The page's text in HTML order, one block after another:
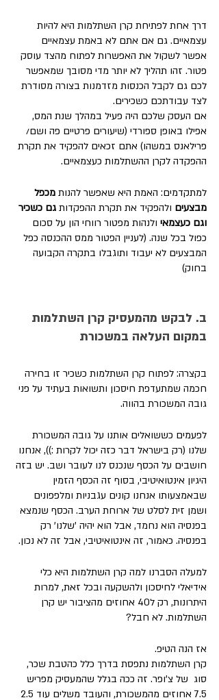
דרך אחת לפתיחת קרן השתלמות היא להיות
עצמאיים. גם אם אתם לא באמת עצמאיים
אפשר לשקול את האפשרות לפתוח מהצד עוסק
פטור. זהו תהליך לא יותר מדי מסובך שמאפשר
לכם גם לקבל הכנסות מזדמנות בצורה מסודרת
לצד עבודתכם כשכירים.
אם העסק שלכם היה פעיל במהלך שנת המס,
אפילו באופן ספורדי (שיעורים פרטיים פה ושם/
פרילאנס במשהו) אתם זכאים להפקיד את תקרת
ההפקדה לקרן ההשתלמות כעצמאיים.
למתקדמים: האמת היא שאפשר להנות מכפל
מבצעים ולהפקיד את תקרת ההפקדות גם כשכיר
וגם כעצמאי ולנהות מפטור רווחי הון על סכום
כפול בכל שנה. (לעניין הפטור ממס ההכנסה כפל
המבצעים לא יעבוד ותוגבלו בתקרה הקבועה
בחוק)
ב. לבקש מהמעסיק קרן השתלמות
במקום העלאה במשכורת
בקצרה: לפתוח קרן השתלמות כשכיר זו בחירה
חכמה שמתעדפת חיסכון ותשואות בעתיד על פני
גובה המשכורת בהווה.
לפעמים כששואלים אותנו על גובה המשכורת
שלנו (רק בישראל דבר כזה יכול לקרות :)), אנחנו
חושבים על הכסף שנכנס לנו לעובר ושב. יש בזה
היגיון אינטואיטיבי, בסוף זה הכסף הזמין
שבאמצעותו אנחנו קונים עגבניות ומלפפונים
ושמן זית לסלט של ארוחת הערב. הכסף שנמצא
בפנסיה הוא נחמד, אבל הוא יהיה 'שלנו' רק
בפנסיה. כאמור, זה אינטואיטיבי, אבל זה לא נכון.
למעלה הסברנו למה קרן השתלמות היא כלי
אידיאלי לחיסכון ולהשקעה ובכל זאת, למרות
היתרונות, רק ל40 אחוזים מהציבור יש קרן
השתלמות. לא חבל?
אז הנה הטיפ.
קרן השתלמות נתפסת בדרך כלל כהטבת שכר,
סוג  של צ'ופר. זה ככה בגלל שהמעסיק מפריש